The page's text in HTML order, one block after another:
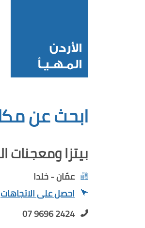
ابحث عن
بيتزا ومعجنات
عمّان - خلدا
احصل على الاتجاهات
07 9696 2424